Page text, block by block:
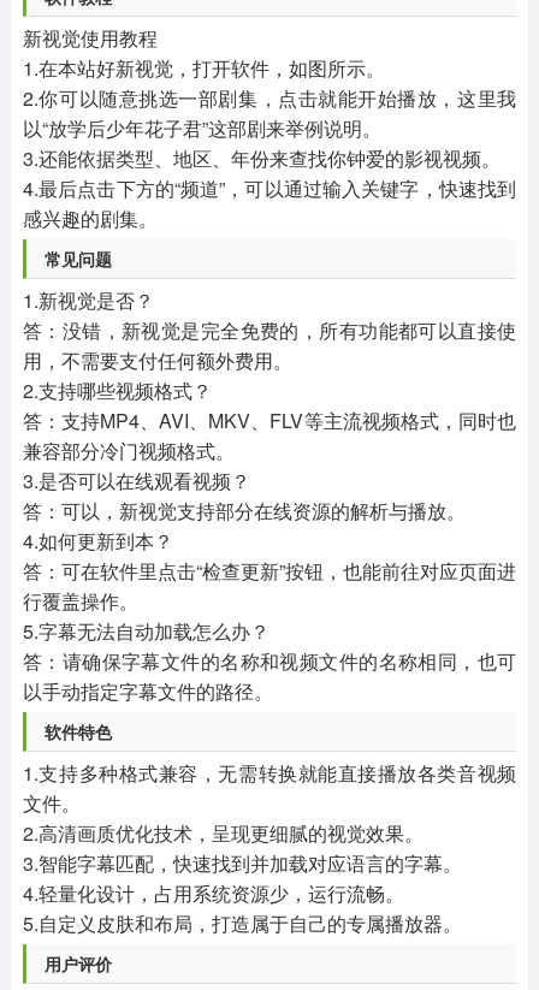
新视觉使用教程
1.在本站好新视觉，打开软件，如图所示。
2.你可以随意挑选一部剧集，点击就能开始播放，这里我
以“放学后少年花子君”这部剧来举例说明。
3.还能依据类型、地区、年份来查找你钟爱的影视视频。
4.最后点击下方的“频道”，可以通过输入关键字，快速找到
感兴趣的剧集。
常见问题
1.新视觉是否？
答：没错，新视觉是完全免费的，所有功能都可以直接使
用，不需要支付任何额外费用。
2.支持哪些视频格式？
答：支持MP4、AVI、MKV、FLV等主流视频格式，同时也
兼容部分冷门视频格式。
3.是否可以在线观看视频？
答：可以，新视觉支持部分在线资源的解析与播放。
4.如何更新到本？
答：可在软件里点击“检查更新”按钮，也能前往对应页面进
行覆盖操作。
5.字幕无法自动加载怎么办？
答：请确保字幕文件的名称和视频文件的名称相同，也可
以手动指定字幕文件的路径。
软件特色
1.支持多种格式兼容，无需转换就能直接播放各类音视频
文件。
2.高清画质优化技术，呈现更细腻的视觉效果。
3.智能字幕匹配，快速找到并加载对应语言的字幕。
4.轻量化设计，占用系统资源少，运行流畅。
5.自定义皮肤和布局，打造属于自己的专属播放器。
用户评价